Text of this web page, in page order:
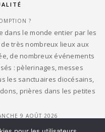
?
dans le monde entier par les
très nombreux lieux aux
de nombreux événements
: pèlerinages, messes
les sanctuaires diocésains,
prières dans les petites
9 AOÛT 2026
ordinaire, commentaires des